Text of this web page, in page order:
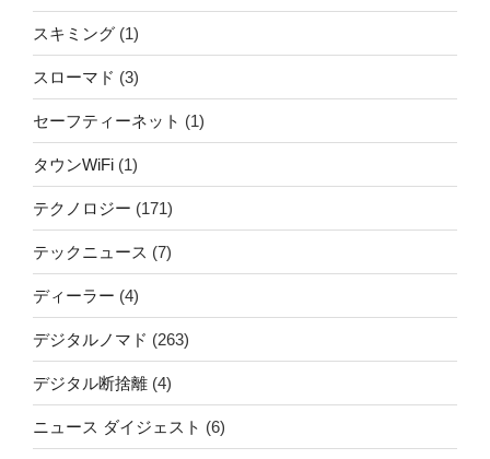
スキミング (1)
スローマド (3)
セーフティーネット (1)
タウンWiFi (1)
テクノロジー (171)
テックニュース (7)
ディーラー (4)
デジタルノマド (263)
デジタル断捨離 (4)
ニュース ダイジェスト (6)